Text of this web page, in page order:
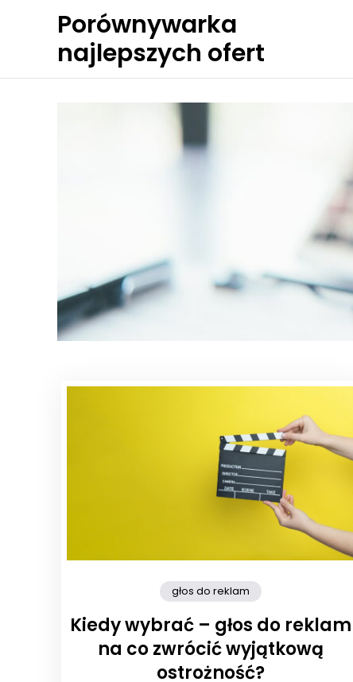
Porównywarka
najlepszych ofert
głos do reklam
Kiedy wybrać – głos do reklam
na co zwrócić wyjątkową
ostrożność?